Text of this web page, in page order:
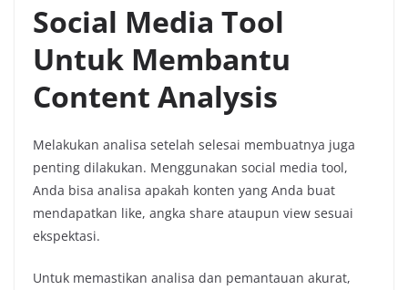
Social Media Tool
Untuk Membantu
Content Analysis
Melakukan analisa setelah selesai membuatnya juga
penting dilakukan. Menggunakan social media tool,
Anda bisa analisa apakah konten yang Anda buat
mendapatkan like, angka share ataupun view sesuai
ekspektasi.
Untuk memastikan analisa dan pemantauan akurat,